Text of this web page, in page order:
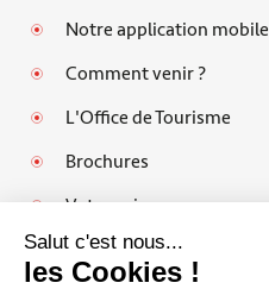
Notre application mobile
Comment venir ?
L'Office de Tourisme
Brochures
Votre avis
Salut c'est nous...
les Cookies !